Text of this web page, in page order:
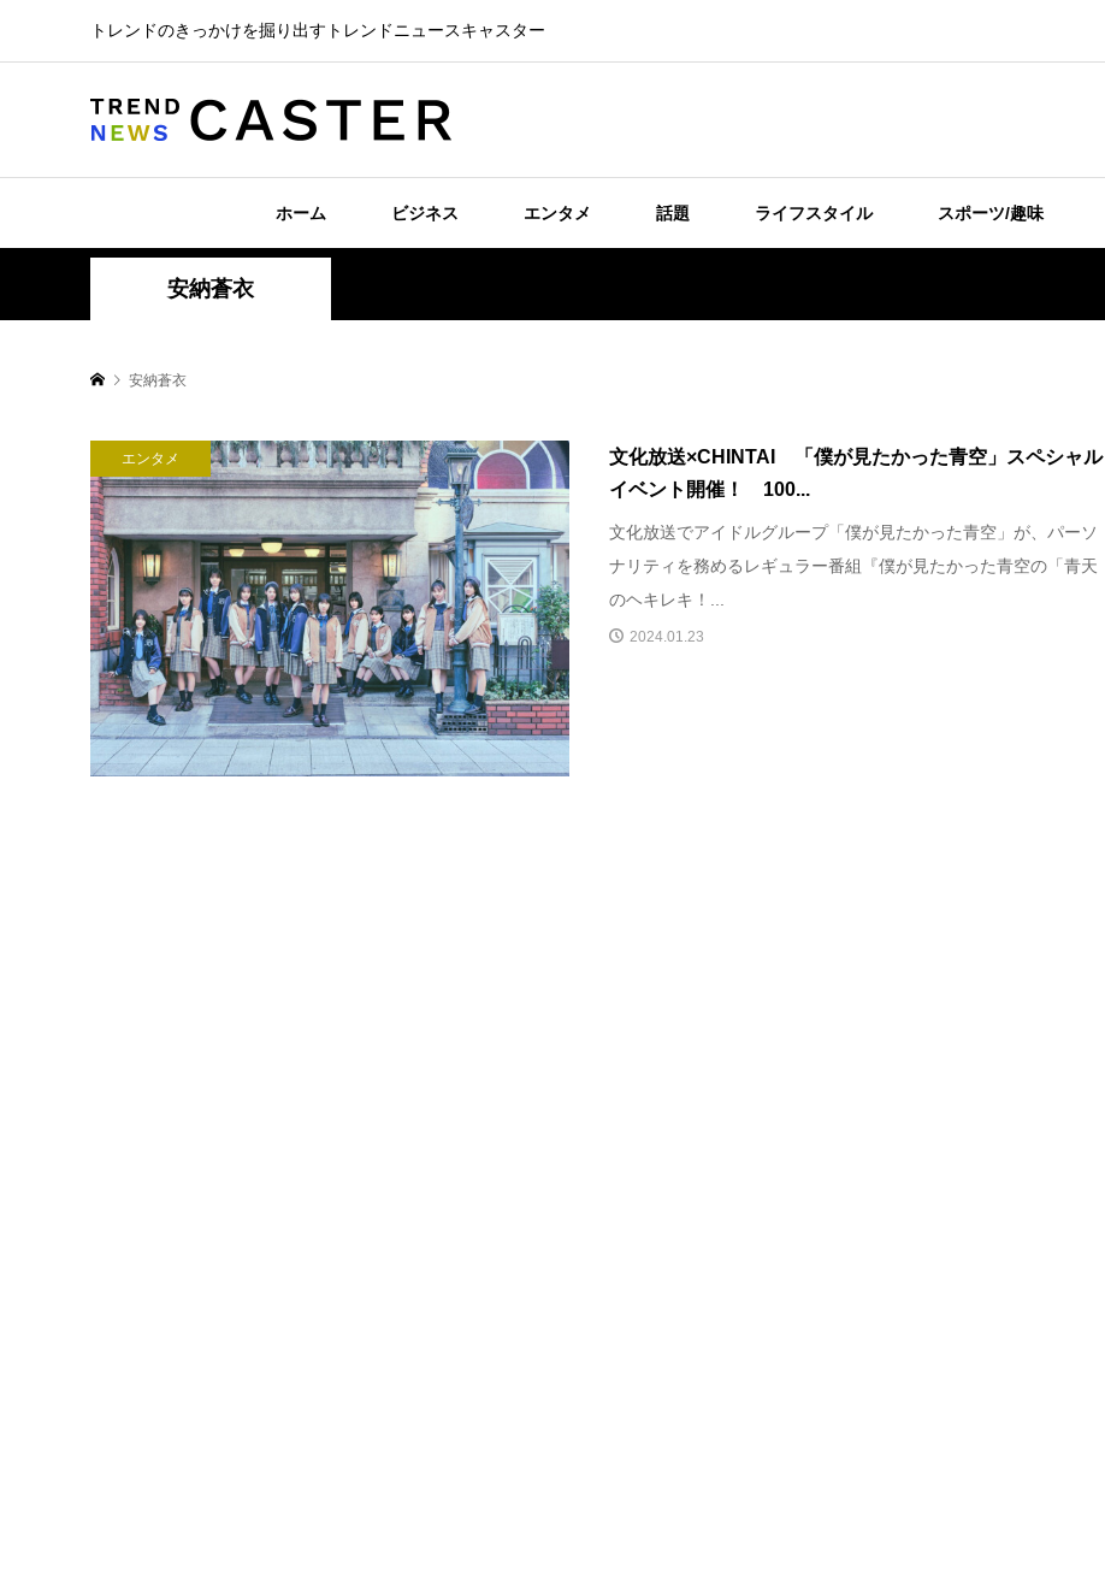
トレンドのきっかけを掘り出すトレンドニュースキャスター
ホーム ビジネス エンタメ 話題 ライフスタイル スポーツ/趣味
安納蒼衣
安納蒼衣
エンタメ
文化放送×CHINTAI 「僕が見たかった青空」スペシャル
イベント開催！ 100...
文化放送でアイドルグループ「僕が見たかった青空」が、パーソ
ナリティを務めるレギュラー番組『僕が見たかった青空の「青天
のヘキレキ！...
2024.01.23